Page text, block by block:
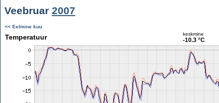
Veebruar 2007
<< Eelmine kuu
Temperatuur keskmine
-10.3 °C